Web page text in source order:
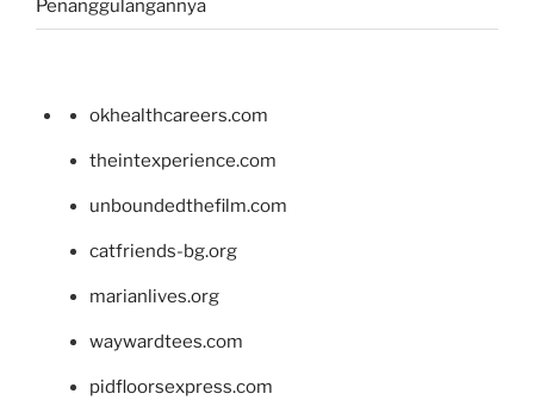
Penanggulangannya
okhealthcareers.com
theintexperience.com
unboundedthefilm.com
catfriends-bg.org
marianlives.org
waywardtees.com
pidfloorsexpress.com